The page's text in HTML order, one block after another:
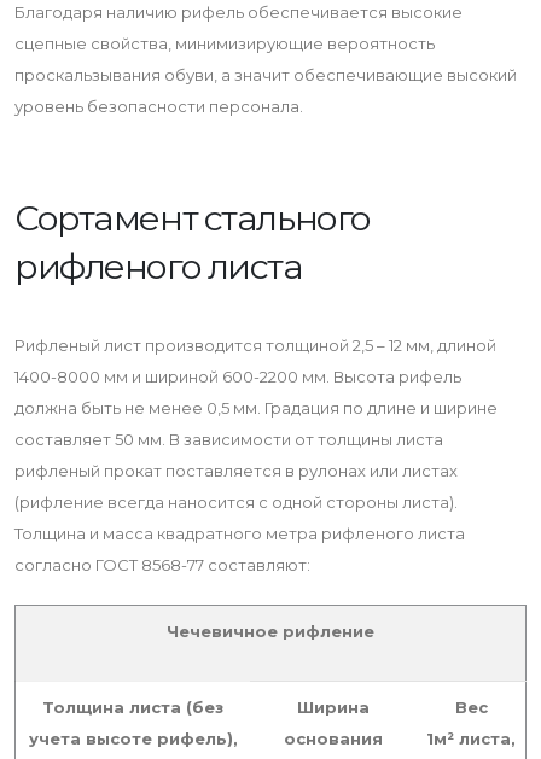
Благодаря наличию рифель обеспечивается высокие
сцепные свойства, минимизирующие вероятность
проскальзывания обуви, а значит обеспечивающие высокий
уровень безопасности персонала.
Сортамент стального
рифленого листа
Рифленый лист производится толщиной 2,5 – 12 мм, длиной
1400-8000 мм и шириной 600-2200 мм. Высота рифель
должна быть не менее 0,5 мм. Градация по длине и ширине
составляет 50 мм. В зависимости от толщины листа
рифленый прокат поставляется в рулонах или листах
(рифление всегда наносится с одной стороны листа).
Толщина и масса квадратного метра рифленого листа
согласно ГОСТ 8568-77 составляют:
Чечевичное рифление
Толщина листа (без
учета высоте рифель),
Ширина
основания
Вес
1м² листа,